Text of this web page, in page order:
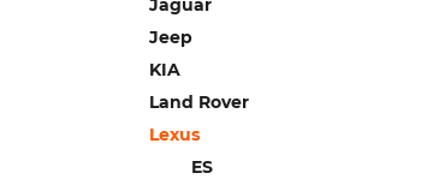
Jaguar
Jeep
KIA
Land Rover
Lexus
ES